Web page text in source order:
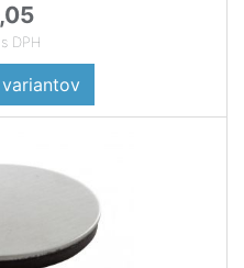
DPH